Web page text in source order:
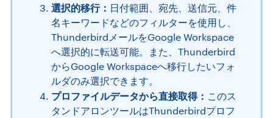
選択的移行： 日付範囲、宛先、送信元、件
名キーワードなどのフィルターを使用し、
ThunderbirdメールをGoogle Workspace
へ選択的に転送可能。また、Thunderbird
からGoogle Workspaceへ移行したいフォ
ルダのみ選択できます。
プロファイルデータから直接取得： このス
タンドアロンツールはThunderbirdプロフ